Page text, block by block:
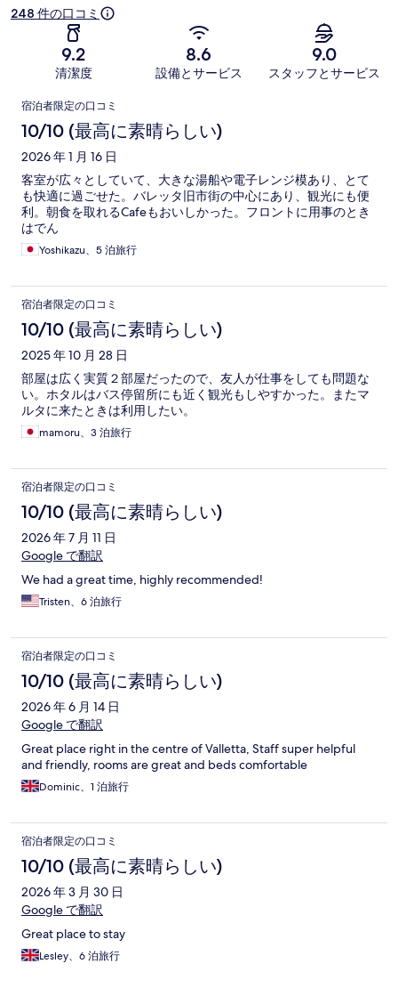
248 件の口コミ
9.2
清潔度
8.6
設備とサービス
9.0
スタッフとサービス
口
コ
ミ
宿泊者限定の口コミ
10/10 (最高に素晴らしい)
2026 年 1 月 16 日
客室が広々としていて、大きな湯船や電子レンジ模あり、とて
も快適に過ごせた。バレッタ旧市街の中心にあり、観光にも便
利。朝食を取れるCafeもおいしかった。フロントに用事のとき
はでん
Yoshikazu、5 泊旅行
宿泊者限定の口コミ
10/10 (最高に素晴らしい)
2025 年 10 月 28 日
部屋は広く実質２部屋だったので、友人が仕事をしても問題な
い。ホタルはバス停留所にも近く観光もしやすかった。またマ
ルタに来たときは利用したい。
mamoru、3 泊旅行
宿泊者限定の口コミ
10/10 (最高に素晴らしい)
2026 年 7 月 11 日
Google で翻訳
We had a great time, highly recommended!
Tristen、6 泊旅行
宿泊者限定の口コミ
10/10 (最高に素晴らしい)
2026 年 6 月 14 日
Google で翻訳
Great place right in the centre of Valletta, Staff super helpful
and friendly, rooms are great and beds comfortable
Dominic、1 泊旅行
宿泊者限定の口コミ
10/10 (最高に素晴らしい)
2026 年 3 月 30 日
Google で翻訳
Great place to stay
Lesley、6 泊旅行